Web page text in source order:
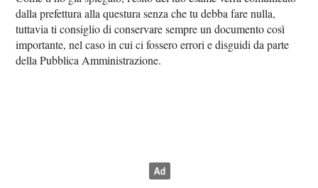
dalla prefettura alla questura senza che tu debba fare nulla,
tuttavia ti consiglio di conservare sempre un documento così
importante, nel caso in cui ci fossero errori e disguidi da parte
della Pubblica Amministrazione.